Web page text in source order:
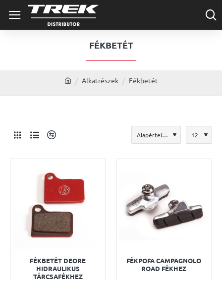
FÉKBETÉT
o
Alkatrészek Fékbetét
FÉKBETÉT DEORE
HIDRAULIKUS
TÁRCSAFÉKHEZ
FÉKPOFA CAMPAGNOLO
ROAD FÉKHEZ